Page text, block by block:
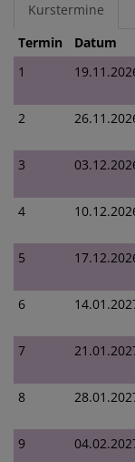
Kurstermine
Termin
Datum
1
2
3
4
5
6
7
8
9